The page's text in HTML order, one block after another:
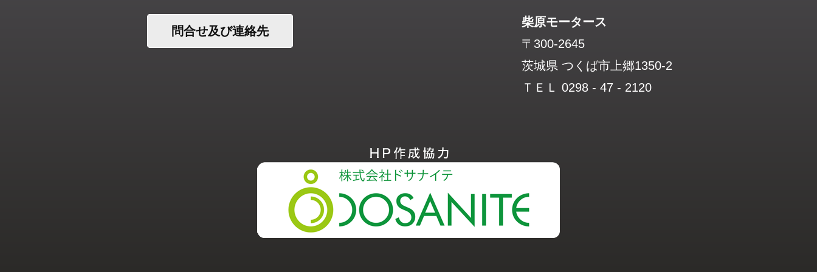
問合せ及び連絡先
柴原モータース
〒300-2645
茨城県 つくば市上郷1350-2
ＴＥＬ 0298 - 47 - 2120